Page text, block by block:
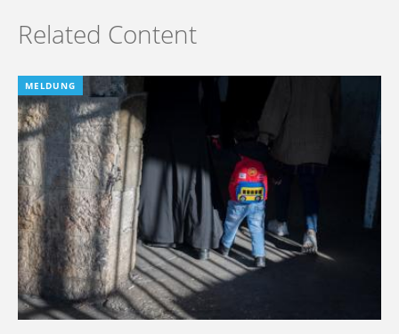
Related Content
MELDUNG